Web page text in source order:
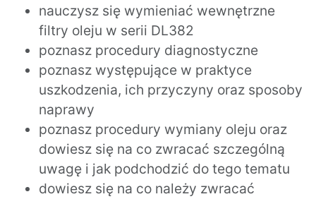
nauczysz się wymieniać wewnętrzne
filtry oleju w serii DL382
poznasz procedury diagnostyczne
poznasz występujące w praktyce
uszkodzenia, ich przyczyny oraz sposoby
naprawy
poznasz procedury wymiany oleju oraz
dowiesz się na co zwracać szczególną
uwagę i jak podchodzić do tego tematu
dowiesz się na co należy zwracać